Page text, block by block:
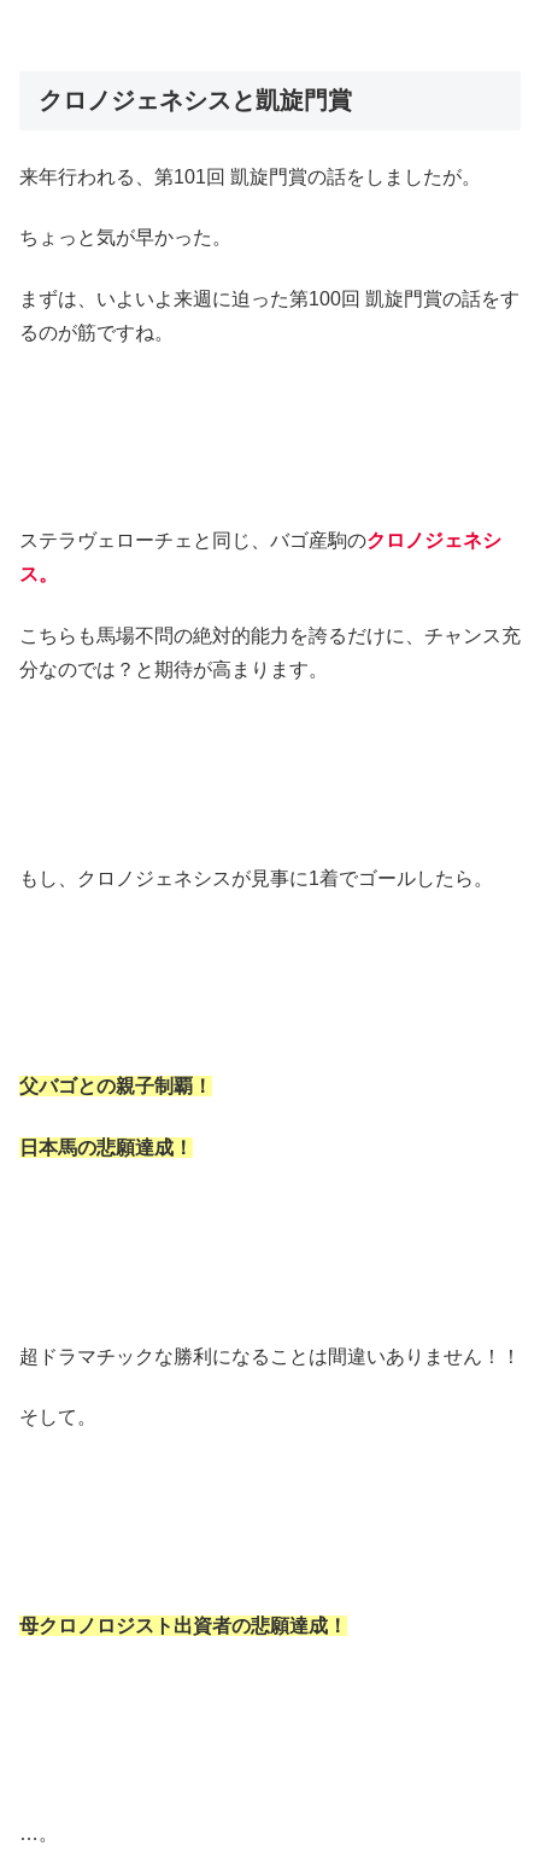
クロノジェネシスと凱旋門賞
来年行われる、第101回 凱旋門賞の話をしましたが。
ちょっと気が早かった。
まずは、いよいよ来週に迫った第100回 凱旋門賞の話をす
るのが筋ですね。
ステラヴェローチェと同じ、バゴ産駒のクロノジェネシ
ス。
こちらも馬場不問の絶対的能力を誇るだけに、チャンス充
分なのでは？と期待が高まります。
もし、クロノジェネシスが見事に1着でゴールしたら。
父バゴとの親子制覇！
日本馬の悲願達成！
超ドラマチックな勝利になることは間違いありません！！
そして。
母クロノロジスト出資者の悲願達成！
…。